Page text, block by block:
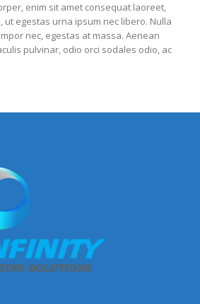
enim sit amet consequat laoreet,
egestas urna ipsum nec libero. Nulla
nec, egestas at massa. Aenean
pulvinar, odio orci sodales odio, ac